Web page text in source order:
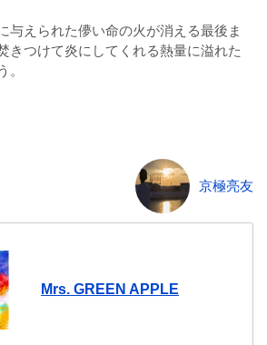
与えられた儚い命の火が消える最後ま
きつけて炎にしてくれる熱量に溢れた
。
京極亮友
Mrs. GREEN APPLE